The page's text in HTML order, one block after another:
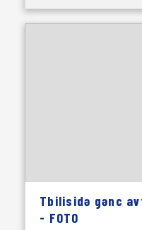
Tbilisidə gənc
- FOTO